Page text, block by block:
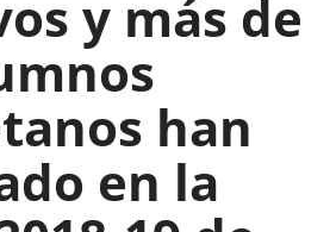
y más de
han
en la